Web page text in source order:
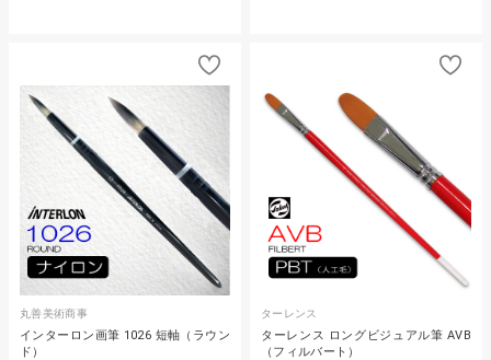
丸善美術商事
インターロン画筆 1026 短軸（ラウン
ド）
ターレンス
ターレンス ロングビジュアル筆 AVB
（フィルバート）